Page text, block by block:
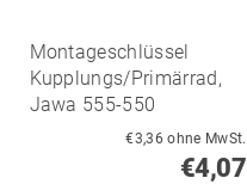
Montageschlüssel
Kupplungs/Primärrad,
Jawa 555-550
€3,36 ohne MwSt.
€4,07